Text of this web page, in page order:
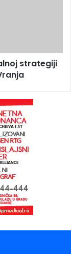
strategiji